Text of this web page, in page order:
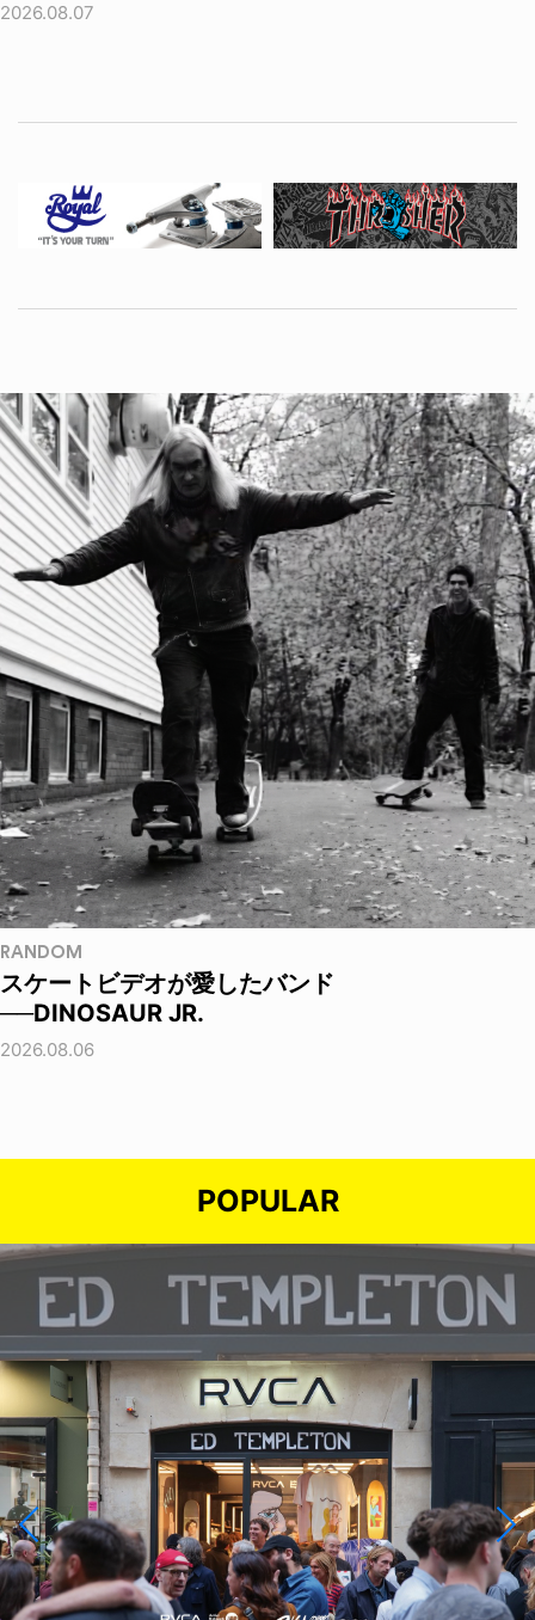
2026.08.07
RANDOM
スケートビデオが愛したバンド
──DINOSAUR JR.
2026.08.06
POPULAR